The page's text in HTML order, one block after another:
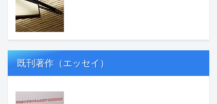
既刊著作（エッセイ）